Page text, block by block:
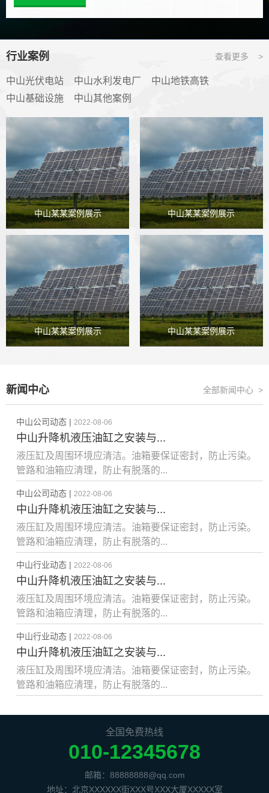
行业案例 查看更多 >
中山光伏电站 中山水利发电厂
中山地铁高铁
中山基础设施
中山其他案例
中山某某案例展示 中山某某案例展示
中山某某案例展示 中山某某案例展示
新闻中心 全部新闻中心 >
中山公司动态 | 2022-08-06
中山升降机液压油缸之安装与...
液压缸及周围环境应清洁。油箱要保证密封，防止污染。
管路和油箱应清理，防止有脱落的...
中山公司动态 | 2022-08-06
中山升降机液压油缸之安装与...
液压缸及周围环境应清洁。油箱要保证密封，防止污染。
管路和油箱应清理，防止有脱落的...
中山行业动态 | 2022-08-06
中山升降机液压油缸之安装与...
液压缸及周围环境应清洁。油箱要保证密封，防止污染。
管路和油箱应清理，防止有脱落的...
中山行业动态 | 2022-08-06
中山升降机液压油缸之安装与...
液压缸及周围环境应清洁。油箱要保证密封，防止污染。
管路和油箱应清理，防止有脱落的...
全国免费热线
010-12345678
邮箱：88888888@qq.com
地址：北京XXXXXX街XXX号XXX大厦XXXXX室